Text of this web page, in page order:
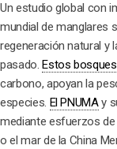
Un estudio global con
mundial de manglares
regeneración natural y
pasado.Estos
carbono, apoyan la
especies. El PNUMAy
mediante esfuerzos
o el mar de la China